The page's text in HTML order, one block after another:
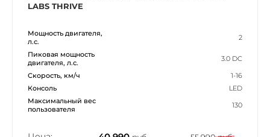
LABS THRIVE
Мощность двигателя,
л.с.
2
Пиковая мощность
двигателя, л.с.
3.0 DC
Скорость, км/ч
1-16
Консоль
LED
Максимальный вес
пользователя
130